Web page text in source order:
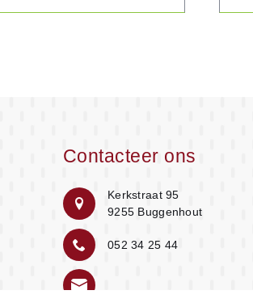
Contacteer ons
Kerkstraat 95
9255 Buggenhout
052 34 25 44